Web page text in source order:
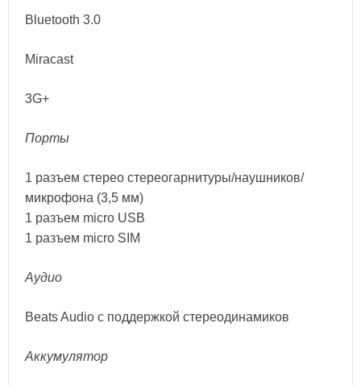
Bluetooth 3.0
Miracast
3G+
Порты
1 разъем стерео стереогарнитуры/наушников/
микрофона (3,5 мм)
1 разъем micro USB
1 разъем micro SIM
Аудио
Beats Audio с поддержкой стереодинамиков
Аккумулятор